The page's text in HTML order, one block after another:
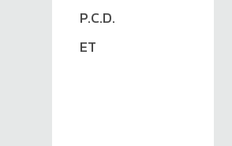
P.C.D.
ET